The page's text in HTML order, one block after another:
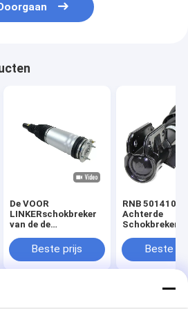
De VOOR
LINKERschokbreker
van de de
van Landrover air
spring LR045833
Beste prijs
RNB 501410
Achterde
van LR032570
Rover L322
Beste